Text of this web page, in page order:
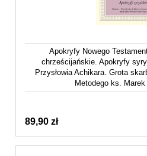
Apokryfy Nowego
chrześcijańskie. Apokryfy
Przysłowia Achikara. Grota
Metodego ks.
89,90 zł